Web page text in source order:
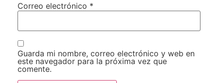
Correo electrónico *
Guarda mi nombre, correo electrónico y web en
este navegador para la próxima vez que
comente.